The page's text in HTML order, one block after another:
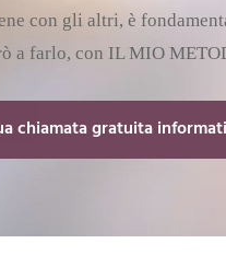
con gli altri, è
a farlo, con IL MIO
chiamata gratuita